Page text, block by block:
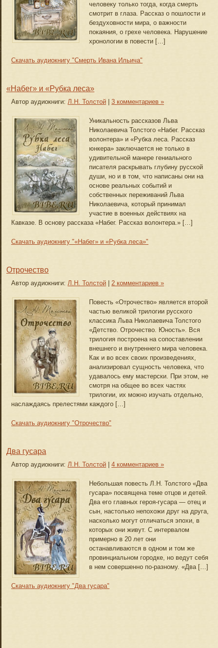
человеку только тогда, когда смерть
смотрит в глаза. Рассказ о пошлости и
бездуховности мира, о важности
покаяния, о грехе человека. Нарушение
хронологии в повести […]
Скачать аудиокнигу "Смерть Ивана Ильича"
«Набег» и «Рубка леса»
Автор аудиокниги: Л.Н. Толстой 3 комментариев »
Уникальность рассказов Льва
Николаевича Толстого «Набег. Рассказ
волонтера» и «Рубка леса. Рассказ
юнкера» заключается не только в
удивительной манере гениального
писателя раскрывать глубину русской
души, но и в том, что написаны они на
основе реальных событий и
собственных переживаний Льва
Николаевича, который принимал
участие в военных действиях на
Кавказе. В основу рассказа «Набег. Рассказ волонтера.» […]
Скачать аудиокнигу "«Набег» и «Рубка леса»"
Отрочество
Автор аудиокниги: Л.Н. Толстой 2 комментариев »
Повесть «Отрочество» является второй
частью великой трилогии русского
классика Льва Николаевича Толстого
«Детство. Отрочество. Юность». Вся
трилогия построена на сопоставлении
внешнего и внутреннего мира человека.
Как и во всех своих произведениях,
анализировал сущность человека, что
удавалось ему мастерски. При этом, не
смотря на общее во всех частях
трилогии, их можно изучать отдельно,
наслаждаясь прелестями каждого […]
Скачать аудиокнигу "Отрочество"
Два гусара
Автор аудиокниги: Л.Н. Толстой 4 комментариев »
Небольшая повесть Л.Н. Толстого «Два
гусара» посвящена теме отцов и детей.
Два его главных героя-гусара — отец и
сын, настолько непохожи друг на друга,
насколько могут отличаться эпохи, в
которых они живут. С интервалом
примерно в 20 лет они
останавливаются в одном и том же
провинциальном городке, но ведут себя
в нем совершенно по-разному. «Два […]
Скачать аудиокнигу "Два гусара"